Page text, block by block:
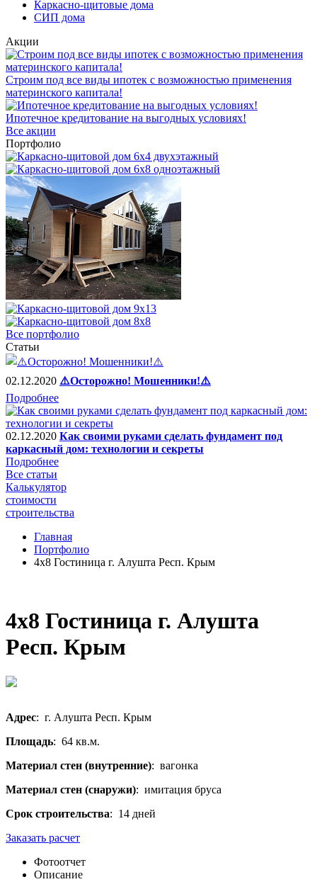
Каркасно-щитовые дома
СИП дома
Акции
Строим под все виды ипотек с возможностью применения
материнского капитала!
Ипотечное кредитование на выгодных условиях!
Все акции
Портфолио
Все портфолио
Статьи
02.12.2020 ⚠️Осторожно! Мошенники!⚠️
Подробнее
02.12.2020 Как своими руками сделать фундамент под
каркасный дом: технологии и секреты
Подробнее
Все статьи
Калькулятор
стоимости
строительства
Главная
Портфолио
4х8 Гостиница г. Алушта Респ. Крым
4х8 Гостиница г. Алушта
Респ. Крым
Адрес: г. Алушта Респ. Крым
Площадь: 64 кв.м.
Материал стен (внутренние): вагонка
Материал стен (снаружи): имитация бруса
Срок строительства: 14 дней
Заказать расчет
Фотоотчет
Описание